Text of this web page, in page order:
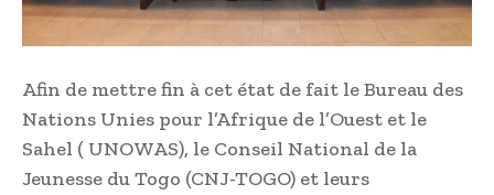
Afin de mettre fin à cet état de fait le Bureau des
Nations Unies pour l’Afrique de l’Ouest et le
Sahel ( UNOWAS), le Conseil National de la
Jeunesse du Togo (CNJ-TOGO) et leurs